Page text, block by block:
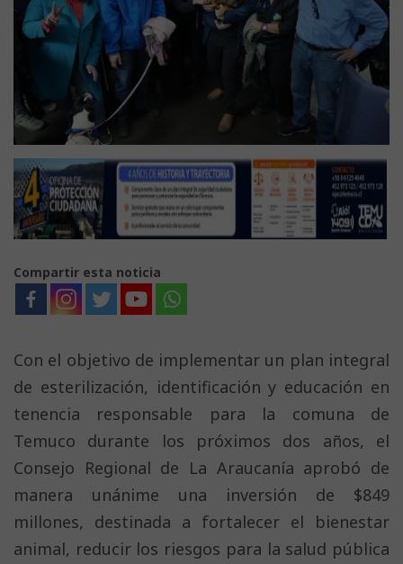
Compartir esta noticia
Con el objetivo de implementar un plan integral
de esterilización, identificación y educación en
tenencia responsable para la comuna de
Temuco durante los próximos dos años, el
Consejo Regional de La Araucanía aprobó de
manera unánime una inversión de $849
millones, destinada a fortalecer el bienestar
animal, reducir los riesgos para la salud pública